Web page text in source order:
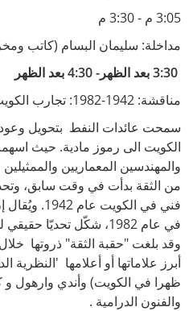
3:05 م - 3:30 م
مداخلة: سليمان البسام (كاتب
مناقشة: 1942-1982: تجارب الكويت وحقبة الثقة
سمحت عائدات النفط بتحويل
الكويت الى رموز مادية. حيث
والمهندسين المعماريين
من الثقة بدأت في وقت سابق،
فني في
في عام 1982، شكّل تحديّا
وقد بلغت "حقبة الثقة" ذروتها
أبرز علاماتها أو أعلامها
ظهرا في الكويت) وأندي وارهول
والفنون الدرامية .